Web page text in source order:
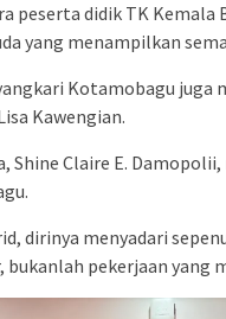
peserta didik TK Kemala
yang menampilkan
Kotamobagu juga
Kawengian.
Claire E. Damopolii,
dirinya menyadari
pekerjaan yang